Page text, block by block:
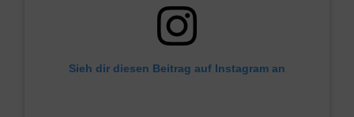
Sieh dir diesen Beitrag auf Instagram an